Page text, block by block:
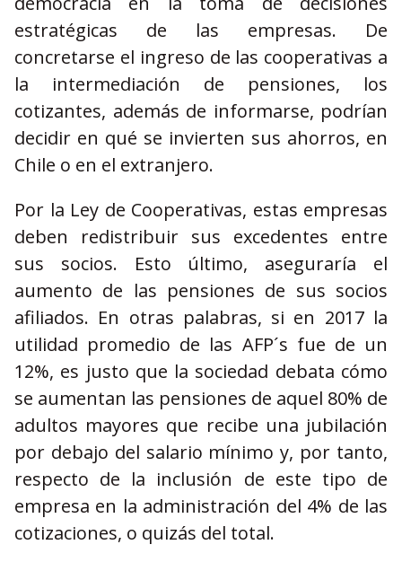
estratégicas de las empresas. De
concretarse el ingreso de las cooperativas a
la intermediación de pensiones, los
cotizantes, además de informarse, podrían
decidir en qué se invierten sus ahorros, en
Chile o en el extranjero.
Por la Ley de Cooperativas, estas empresas
deben redistribuir sus excedentes entre
sus socios. Esto último, aseguraría el
aumento de las pensiones de sus socios
afiliados. En otras palabras, si en 2017 la
utilidad promedio de las AFP´s fue de un
12%, es justo que la sociedad debata cómo
se aumentan las pensiones de aquel 80% de
adultos mayores que recibe una jubilación
por debajo del salario mínimo y, por tanto,
respecto de la inclusión de este tipo de
empresa en la administración del 4% de las
cotizaciones, o quizás del total.